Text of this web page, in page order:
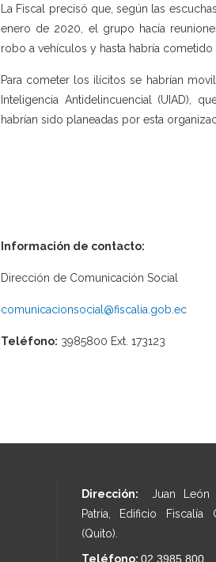
La Fiscal precisó que, según las
enero de 2020, el grupo hacía
robo a vehículos y hasta habría cometido
Para cometer los ilícitos se habrían
Inteligencia Antidelincuencial (UIAD),
habrían sido planeadas por esta
Información de contacto:
Dirección de Comunicación Social
comunicacionsocial@fiscalia.gob.ec
Teléfono: 3985800 Ext. 173123
Dirección: Juan León
Patria, Edificio Fiscalía
(Quito).
Teléfono: 02 3985 800